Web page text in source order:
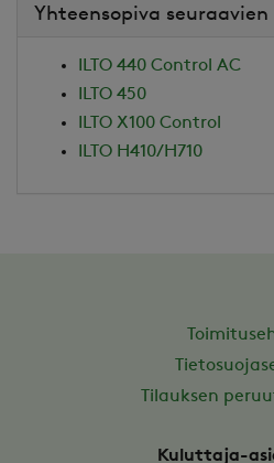
Yhteensopiva
ILTO 440 Control AC
ILTO 450
ILTO X100 Control
ILTO H410/H710
Tilauksen
Kuluttaja-